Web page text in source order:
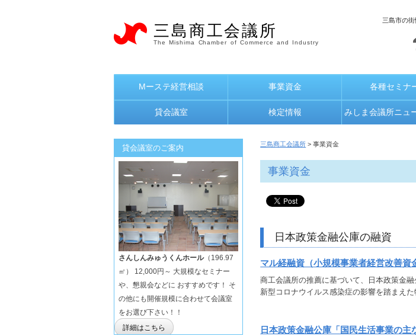
三島商工会議所
The Mishima Chamber of Commerce and Industry
三島市の
Mーステ経営相談 事業資金 各種セミナ
貸会議室 検定情報 みしま会議所ニュ
三島商工会議所 > 事業資金
事業資金
日本政策金融公庫の融資
マル経融資（小規模事業者経営改善資
商工会議所の推薦に基づいて、日本政策金
新型コロナウイルス感染症の影響を踏まえ
日本政策金融公庫「国民生活事業の主
貸会議室のご案内
さんしんみゅうくんホール（196.97
㎡） 12,000円～ 大規模なセミナー
や、懇親会などに おすすめです！ そ
の他にも開催規模に合わせて会議室
をお選び下さい！！
詳細はこちら